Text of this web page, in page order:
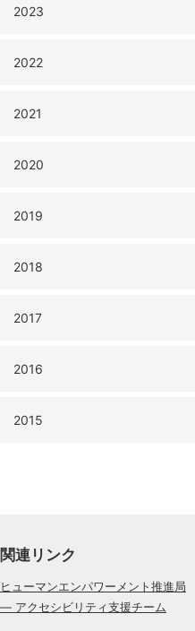
2023
2022
2021
2020
2019
2018
2017
2016
2015
関連リンク
ヒューマンエンパワーメント推進局
— アクセシビリティ支援チーム